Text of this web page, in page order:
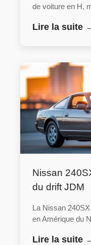
de voiture en H,
Lire la suite
Nissan
du drift JDM
La Nissan
en Amérique du
Lire la suite